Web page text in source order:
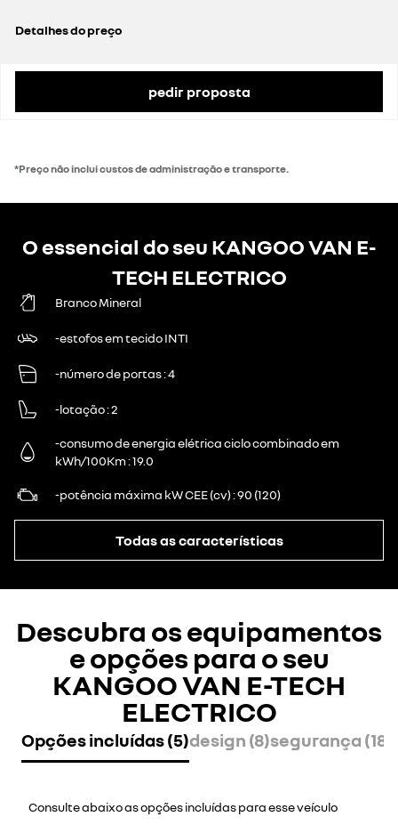
Detalhes do preço
Valor do IVA
6040 €
preço de catálogo com impostospedir proposta
*Preço não inclui custos de administração e transporte.
O essencial do seu KANGOO VAN E-
TECH ELECTRICO
Branco Mineral
-estofos em tecido INTI
-número de portas 4
-lotação 2
-consumo de energia elétrica ciclo combinado em
kWh/100Km 19.0
-potência máxima kW CEE (cv) 90 (120)
Todas as características
Descubra os equipamentos
e opções para o seu
KANGOO VAN E-TECH
ELECTRICO
Opções incluídas (5)design (8)segurança (18)
Consulte abaixo as opções incluídas para esse veículo